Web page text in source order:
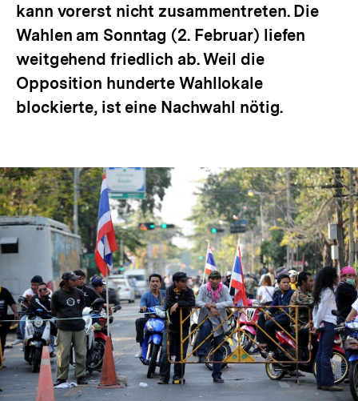
kann vorerst nicht zusammentreten. Die
Wahlen am Sonntag (2. Februar) liefen
weitgehend friedlich ab. Weil die
Opposition hunderte Wahllokale
blockierte, ist eine Nachwahl nötig.